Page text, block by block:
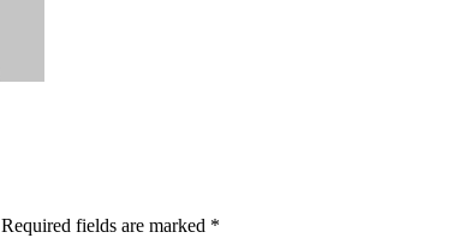
Required fields are marked *